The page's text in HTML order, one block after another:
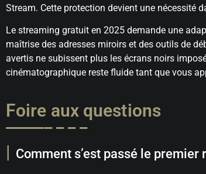
Stream. Cette protection devient une nécessité
Le streaming gratuit en 2025 demande une
maîtrise des adresses miroirs et des outils de
avertis ne subissent plus les écrans noirs
cinématographique reste fluide tant que vous
Foire aux questions
Comment s’est passé le premier